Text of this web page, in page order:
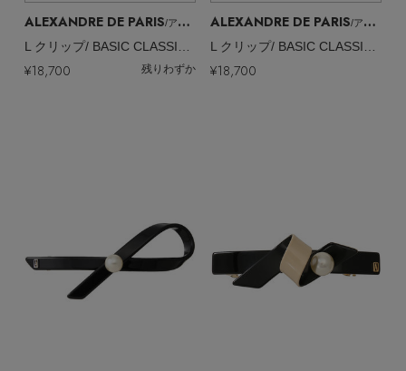
ALEXANDRE DE PARIS/アレクサンドル ドゥ パリ
L クリップ/ BASIC CLASSIQUES
¥18,700 残りわずか
ALEXANDRE DE PARIS/アレクサンドル ドゥ パリ
L クリップ/ BASIC CLASSIQUES
¥18,700